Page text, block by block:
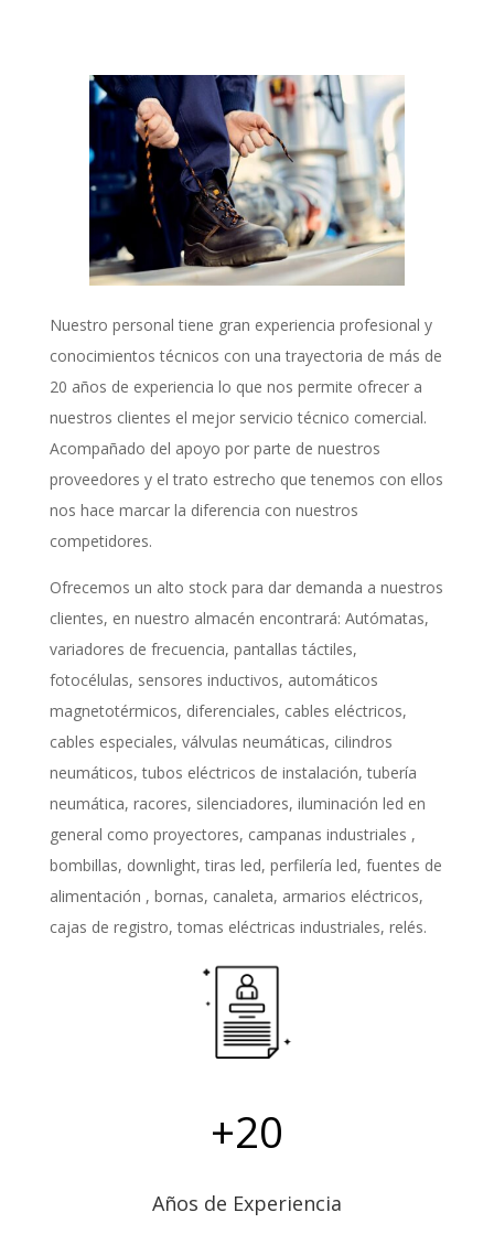
Nuestro personal tiene gran experiencia profesional y
conocimientos técnicos con una trayectoria de más de
20 años de experiencia lo que nos permite ofrecer a
nuestros clientes el mejor servicio técnico comercial.
Acompañado del apoyo por parte de nuestros
proveedores y el trato estrecho que tenemos con ellos
nos hace marcar la diferencia con nuestros
competidores.
Ofrecemos un alto stock para dar demanda a nuestros
clientes, en nuestro almacén encontrará: Autómatas,
variadores de frecuencia, pantallas táctiles,
fotocélulas, sensores inductivos, automáticos
magnetotérmicos, diferenciales, cables eléctricos,
cables especiales, válvulas neumáticas, cilindros
neumáticos, tubos eléctricos de instalación, tubería
neumática, racores, silenciadores, iluminación led en
general como proyectores, campanas industriales ,
bombillas, downlight, tiras led, perfilería led, fuentes de
alimentación , bornas, canaleta, armarios eléctricos,
cajas de registro, tomas eléctricas industriales, relés.
+20
Años de Experiencia